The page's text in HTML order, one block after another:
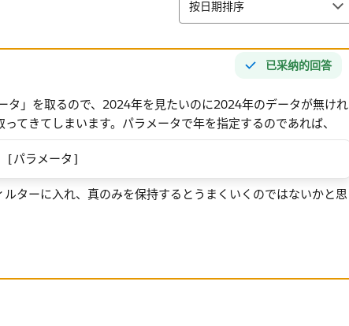
按日期排序
已采纳的回答
タ​」を取るので、2024年を見たいのに2024年のデータが無けれ
てきてしまいます。パラメータで年を指定するのであれば、
パラメータ]
ターに入れ、真のみを保持するとうまくいくのではないかと思